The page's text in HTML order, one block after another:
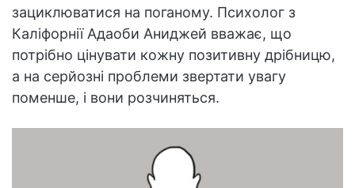
зациклюватися на поганому. Психолог з
Каліфорнії Адаоби Аниджей вважає, що
потрібно цінувати кожну позитивну дрібницю,
а на серйозні проблеми звертати увагу
поменше, і вони розчиняться.